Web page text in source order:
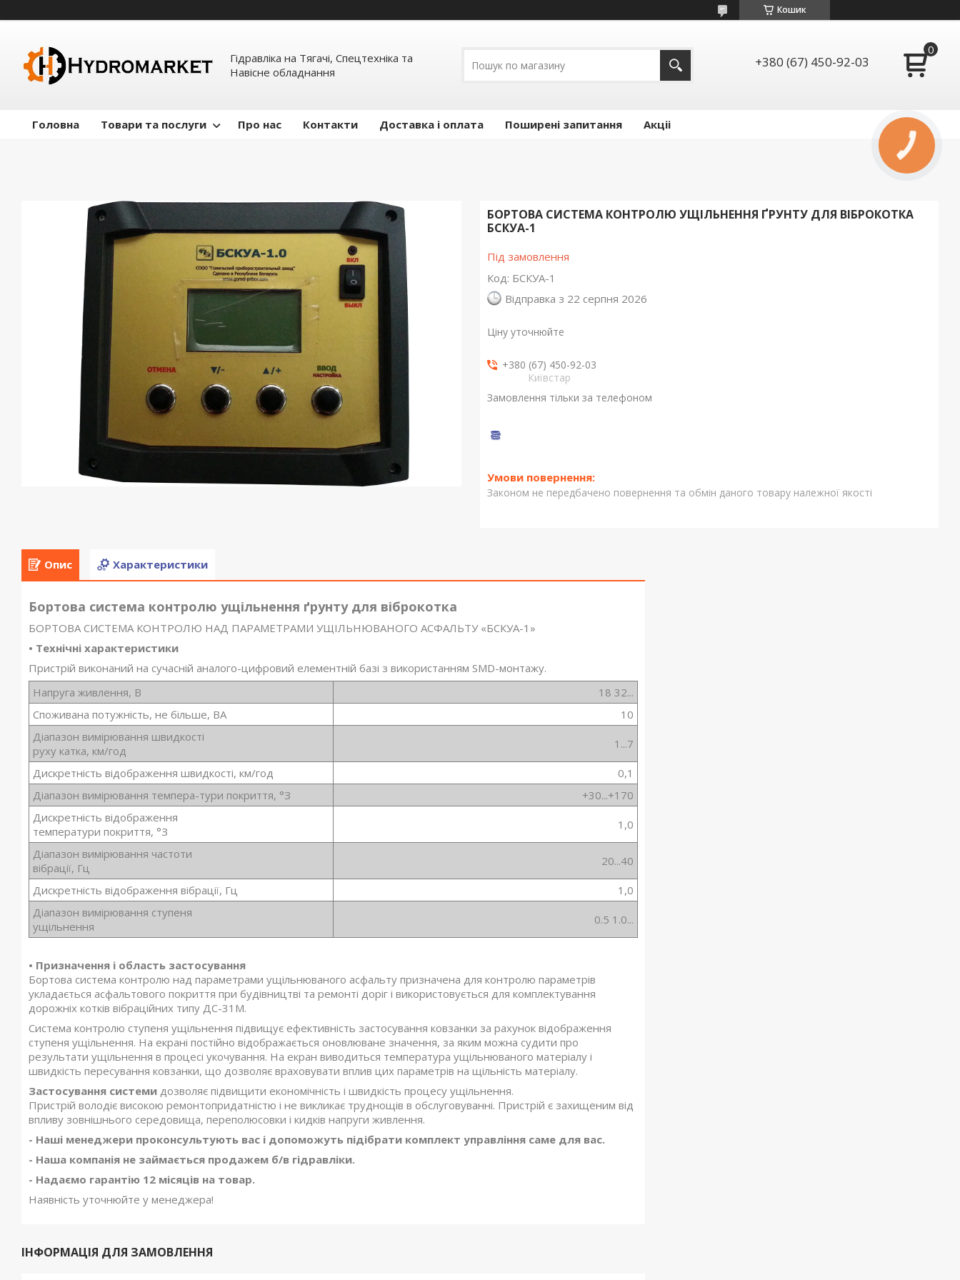
Кошик
Гідравліка на Тягачі, Спецтехніка та
Навісне обладнання
+380 (67) 450-92-03
Головна Товари та послуги Про нас Контакти Доставка і оплата Поширені запитання Акціі
БОРТОВА СИСТЕМА КОНТРОЛЮ УЩІЛЬНЕННЯ ҐРУНТУ ДЛЯ ВІБРОКОТКА
БСКУА-1
Під замовлення
Код: БСКУА-1
Відправка з 22 серпня 2026
Ціну уточнюйте
+380 (67) 450-92-03
Київстар
Замовлення тільки за телефоном
Законом не передбачено повернення та обмін даного товару належної якості
Опис Характеристики
Бортова система контролю ущільнення ґрунту для віброкотка
БОРТОВА СИСТЕМА КОНТРОЛЮ НАД ПАРАМЕТРАМИ УЩІЛЬНЮВАНОГО АСФАЛЬТУ «БСКУА-1»
• Технічні характеристики
Пристрій виконаний на сучасній аналого-цифровий елементній базі з використанням SMD-монтажу.
Напруга живлення, В
18 32...
Споживана потужність, не більше, ВА
10
Діапазон вимірювання швидкості
руху катка, км/год
1...7
Дискретність відображення швидкості, км/год
0,1
Діапазон вимірювання темпера-тури покриття, °З
+30...+170
Дискретність відображення
температури покриття, °З
1,0
Діапазон вимірювання частоти
вібрації, Гц
20...40
Дискретність відображення вібрації, Гц
1,0
Діапазон вимірювання ступеня
ущільнення
0.5 1.0...
• Призначення і область застосування
Бортова система контролю над параметрами ущільнюваного асфальту призначена для контролю параметрів
укладається асфальтового покриття при будівництві та ремонті доріг і використовується для комплектування
дорожніх котків вібраційних типу ДС-31М.
Система контролю ступеня ущільнення підвищує ефективність застосування ковзанки за рахунок відображення
ступеня ущільнення. На екрані постійно відображається оновлюване значення, за яким можна судити про
результати ущільнення в процесі укочування. На екран виводиться температура ущільнюваного матеріалу і
швидкість пересування ковзанки, що дозволяє враховувати вплив цих параметрів на щільність матеріалу.
Застосування системи дозволяє підвищити економічність і швидкість процесу ущільнення.
Пристрій володіє високою ремонтопридатністю і не викликає труднощів в обслуговуванні. Пристрій є захищеним від
впливу зовнішнього середовища, переполюсовки і кидків напруги живлення.
- Наші менеджери проконсультують вас і допоможуть підібрати комплект управління саме для вас.
- Наша компанія не займається продажем б/в гідравліки.
- Надаємо гарантію 12 місяців на товар.
Наявність уточнюйте у менеджера!
ІНФОРМАЦІЯ ДЛЯ ЗАМОВЛЕННЯ